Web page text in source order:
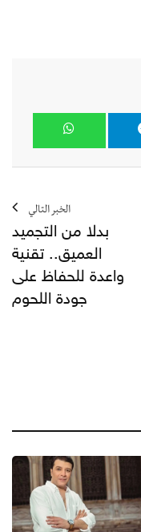
الخبر التالي
بدلا من التجميد
العميق.. تقنية
واعدة للحفاظ على
جودة اللحوم